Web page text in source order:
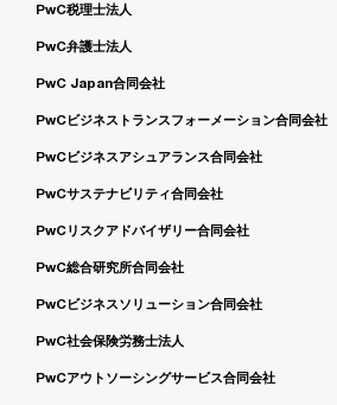
PwC税理士法人
PwC弁護士法人
PwC Japan合同会社
PwCビジネストランスフォーメーション合同会社
PwCビジネスアシュアランス合同会社
PwCサステナビリティ合同会社
PwCリスクアドバイザリー合同会社
PwC総合研究所合同会社
PwCビジネスソリューション合同会社
PwC社会保険労務士法人
PwCアウトソーシングサービス合同会社